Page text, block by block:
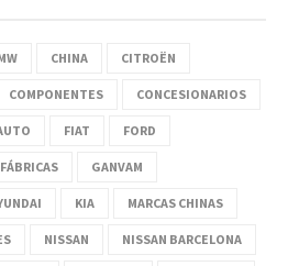
CHINA CITROËN
COMPONENTES CONCESIONARIOS
FIAT FORD
FÁBRICAS GANVAM
KIA MARCAS CHINAS
NISSAN NISSAN BARCELONA